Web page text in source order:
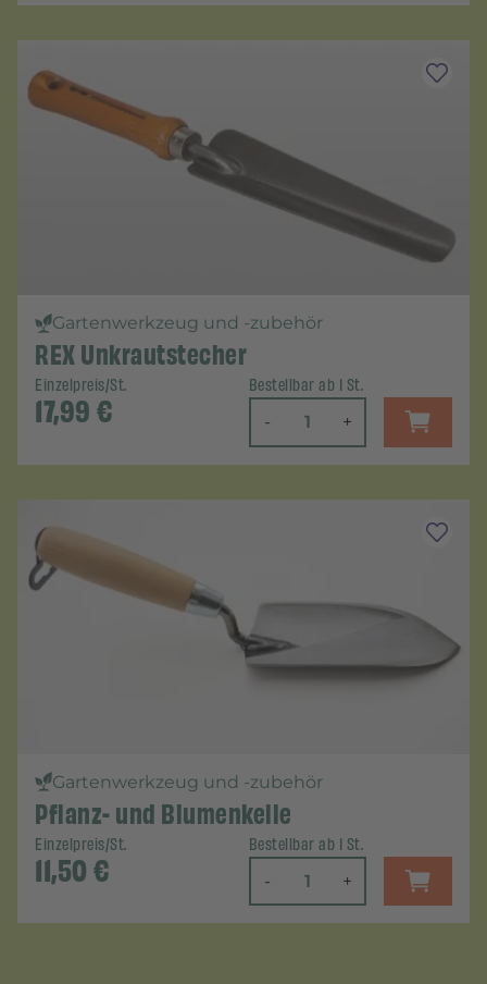
Gartenwerkzeug und -zubehör
REX Unkrautstecher
Einzelpreis/St.
17,99€
Bestellbar ab 1 St.
- +
Gartenwerkzeug und -zubehör
Pflanz- und Blumenkelle
Einzelpreis/St.
11,50€
Bestellbar ab 1 St.
- +